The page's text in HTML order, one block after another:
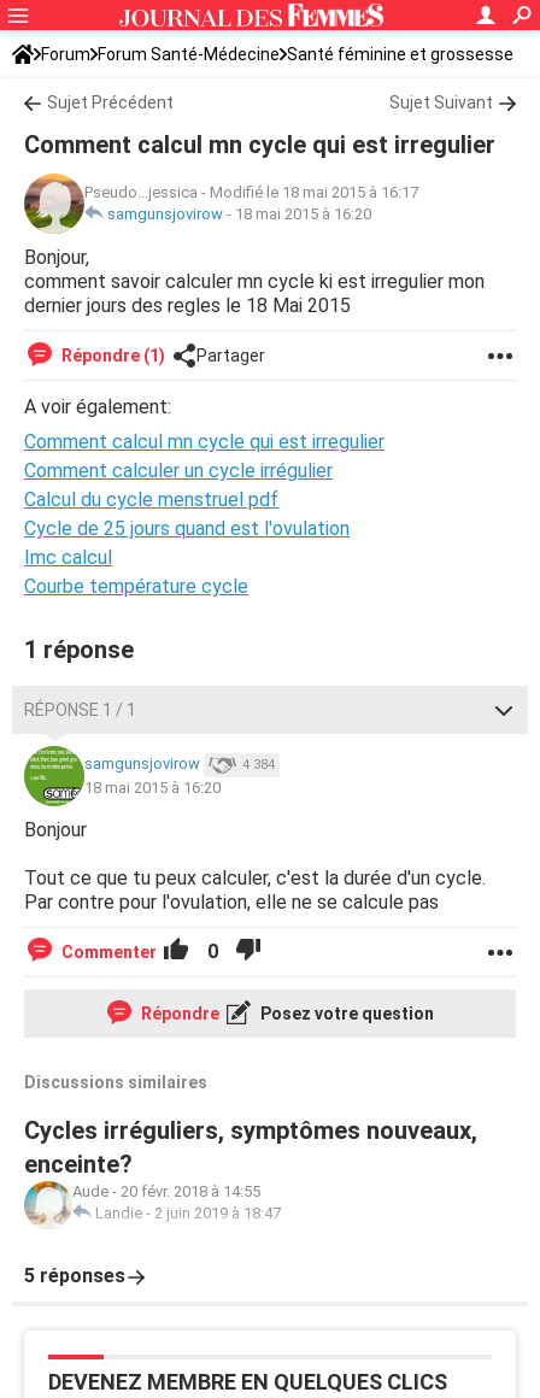
Forum Forum Santé-Médecine Santé féminine et grossesse
Sujet Précédent Sujet Suivant
Comment calcul mn cycle qui est irregulier
Pseudo...jessica - Modifié le 18 mai 2015 à 16:17
samgunsjovirow - 18 mai 2015 à 16:20
Bonjour,
comment savoir calculer mn cycle ki est irregulier mon
dernier jours des regles le 18 Mai 2015
Répondre (1) Partager
A voir également:
Comment calcul mn cycle qui est irregulier
Comment calculer un cycle irrégulier
Calcul du cycle menstruel pdf
Cycle de 25 jours quand est l'ovulation
Imc calcul
Courbe température cycle
1 réponse
RÉPONSE 1 / 1
samgunsjovirow 4 384
18 mai 2015 à 16:20
Bonjour
Tout ce que tu peux calculer, c'est la durée d'un cycle.
Par contre pour l'ovulation, elle ne se calcule pas
Commenter 0
Répondre Posez votre question
Discussions similaires
Cycles irréguliers, symptômes nouveaux,
enceinte?
Aude - 20 févr. 2018 à 14:55
Landie - 2 juin 2019 à 18:47
5 réponses
DEVENEZ MEMBRE EN QUELQUES CLICS